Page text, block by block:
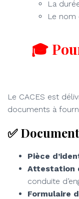
La
Le nom
🎓
Le CACES est
documents à
✅
Pièce
Attestation
conduite
Formulaire